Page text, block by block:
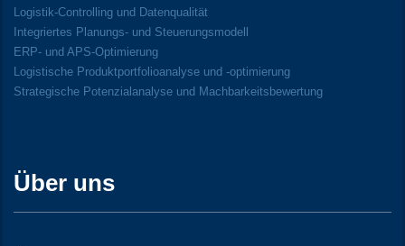
Logistik-Controlling und Datenqualität
Integriertes Planungs- und Steuerungsmodell
ERP- und APS-Optimierung
Logistische Produktportfolioanalyse und -optimierung
Strategische Potenzialanalyse und Machbarkeitsbewertung
Über uns